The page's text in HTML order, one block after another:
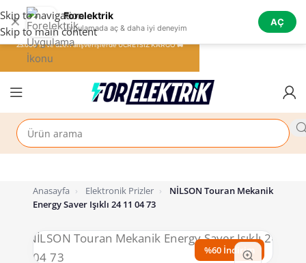
✕ Forelektrik
Uygulamada aç & daha iyi deneyim
AÇ
Skip to navigation
Skip to main content
Anasayfa › Elektronik Prizler ›
NİLSON Touran Mekanik
Energy Saver Işıklı 24 11 04 73
%60 İndirim
25.000 TL ve üzeri alışverişlerde ÜCRETSİZ KARGO 🚚